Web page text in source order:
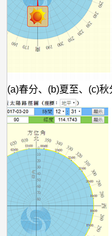
(a)春分、(b)夏至、(c)秋